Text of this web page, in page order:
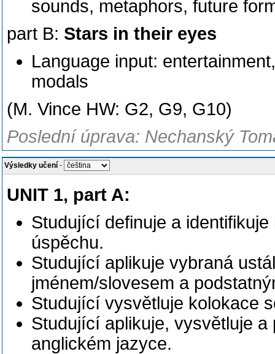
sounds, metaphors, future
part B: Stars in their eyes
Language input:
modals
(M. Vince HW: G2, G9, G10)
Poslední úprava: Nechanský
Výsledky učení -
UNIT 1, part A:
Studující definuje a
úspěchu.
Studující aplikuje vybraná
jménem/slovesem a
Studující vysvětluje kolokace
Studující aplikuje, vysvětluje
anglickém jazyce.